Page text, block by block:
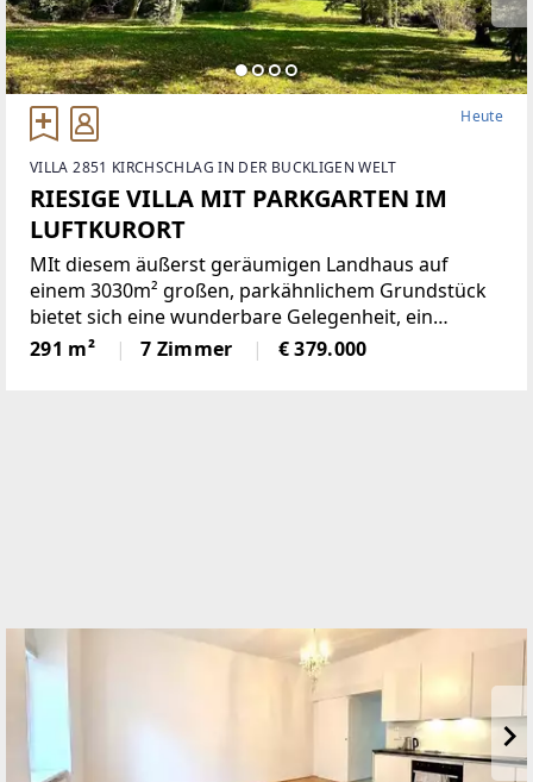
Heute
VILLA 2851 KIRCHSCHLAG IN DER BUCKLIGEN WELT
RIESIGE VILLA MIT PARKGARTEN IM
LUFTKURORT
MIt diesem äußerst geräumigen Landhaus auf
einem 3030m² großen, parkähnlichem Grundstück
bietet sich eine wunderbare Gelegenheit, ein
einmaliges Domizil in der beliebten Gemeinde
Krumbach zu schaffen!Das 1972 in Ziegelbauweise
291 m² 7 Zimmer € 379.000